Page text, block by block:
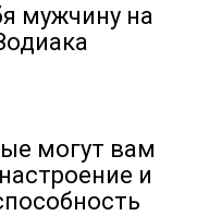
мужчину на
могут вам
и